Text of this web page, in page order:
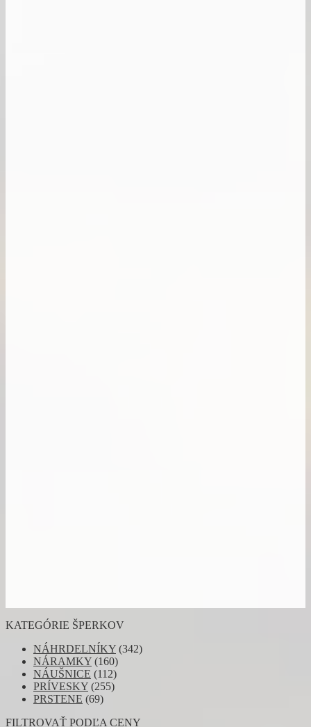
KATEGÓRIE ŠPERKOV
NÁHRDELNÍKY (342)
NÁRAMKY (160)
NÁUŠNICE (112)
PRÍVESKY (255)
PRSTENE (69)
FILTROVAŤ PODĽA CENY